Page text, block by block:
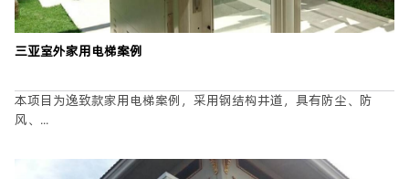
三亚室外家用电梯案例
本项目为逸致款家用电梯案例，采用钢结构井道，具有防尘、防
风、...